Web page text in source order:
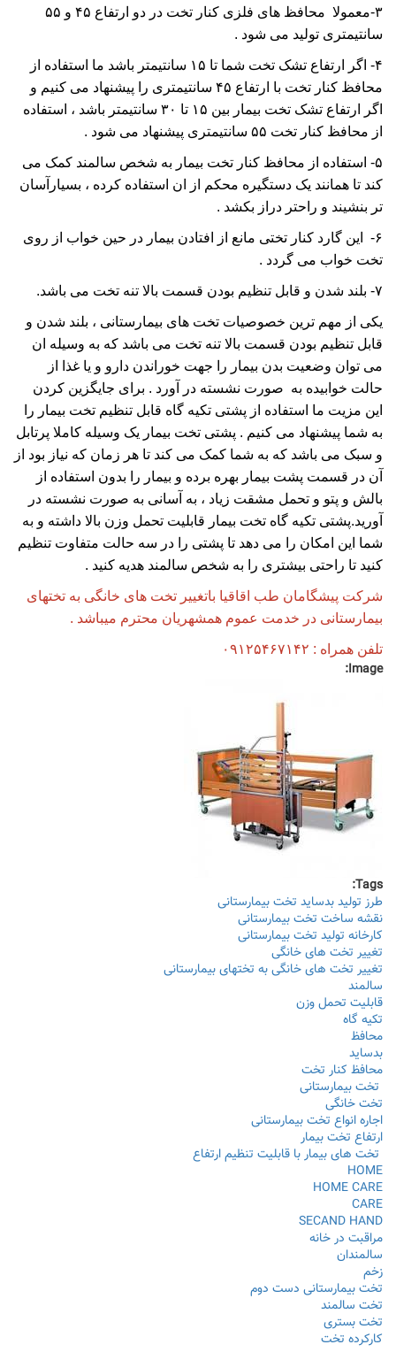
۳-معمولا محافظ های فلزی کنار تخت در دو ارتفاع ۴۵ و ۵۵
سانتیمتری تولید می شود .
۴- اگر ارتفاع تشک تخت شما تا ۱۵ سانتیمتر باشد ما استفاده از
محافظ کنار تخت با ارتفاع ۴۵ سانتیمتری را پیشنهاد می کنیم و
اگر ارتفاع تشک تخت بیمار بین ۱۵ تا ۳۰ سانتیمتر باشد ، استفاده
از محافظ کنار تخت ۵۵ سانتیمتری پیشنهاد می شود .
۵- استفاده از محافظ کنار تخت بیمار به شخص سالمند کمک می
کند تا همانند یک دستگیره محکم از ان استفاده کرده ، بسیارآسان
تر بنشیند و راحتر دراز بکشد .
۶- این گارد کنار تختی مانع از افتادن بیمار در حین خواب از روی
تخت خواب می گردد .
۷- بلند شدن و قابل تنظیم بودن قسمت بالا تنه تخت می باشد.
یکی از مهم ترین خصوصیات تخت های بیمارستانی ، بلند شدن و
قابل تنظیم بودن قسمت بالا تنه تخت می باشد که به وسیله ان
می توان وضعیت بدن بیمار را جهت خوراندن دارو و یا غذا از
حالت خوابیده به صورت نشسته در آورد . برای جایگزین کردن
این مزیت ما استفاده از پشتی تکیه گاه قابل تنظیم تخت بیمار را
به شما پیشنهاد می کنیم . پشتی تخت بیمار یک وسیله کاملا پرتابل
و سبک می باشد که به شما کمک می کند تا هر زمان که نیاز بود از
آن در قسمت پشت بیمار بهره برده و بیمار را بدون استفاده از
بالش و پتو و تحمل مشقت زیاد ، به آسانی به صورت نشسته در
آورید.پشتی تکیه گاه تخت بیمار قابلیت تحمل وزن بالا داشته و به
شما این امکان را می دهد تا پشتی را در سه حالت متفاوت تنظیم
کنید تا راحتی بیشتری را به شخص سالمند هدیه کنید .
شرکت پیشگامان طب اقاقیا باتغییر تخت های خانگی به تختهای
بیمارستانی در خدمت عموم همشهریان محترم میباشد .
تلفن همراه : ۰۹۱۲۵۴۶۷۱۴۲
Image:
Tags:
طرز تولید بدساید تخت بیمارستانی
نقشه ساخت تخت بیمارستانی
کارخانه تولید تخت بیمارستانی
تغییر تخت های خانگی
تغییر تخت های خانگی به تختهای بیمارستانی
سالمند
قابلیت تحمل وزن
تکیه گاه
محافظ
بدساید
محافظ کنار تخت
تخت بیمارستانی
تخت خانگی
اجاره انواع تخت بیمارستانی
ارتفاع تخت بيمار
تخت های بیمار با قابلیت تنظیم ارتفاع
HOME
HOME CARE
CARE
SECAND HAND
مراقبت در خانه
سالمندان
زخم
تخت بیمارستانی دست دوم
تخت سالمند
تخت بستری
کارکرده تخت